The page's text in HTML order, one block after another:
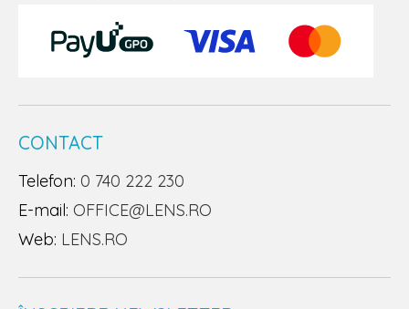
CONTACT
Telefon: 0 740 222 230
E-mail: OFFICE@LENS.RO
Web: LENS.RO